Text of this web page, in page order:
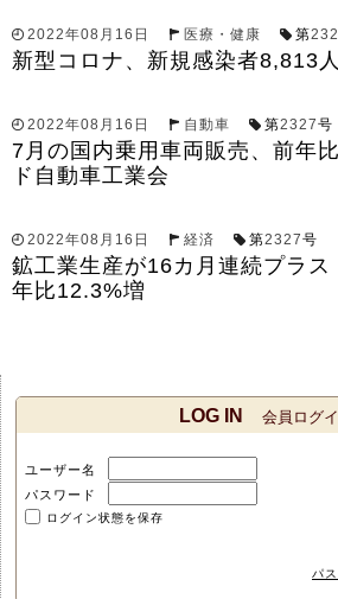
2022年08月16日 医療・健康 第
新型コロナ、新規感染者8,813
2022年08月16日 自動車 第2327号
7月の国内乗用車両販売、前年
ド自動車工業会
2022年08月16日 経済 第2327号
鉱工業生産が16カ月連続プラス
年比12.3%増
LOG IN 会員ログ
ユーザー名
パスワード
ログイン状態を保存
パ